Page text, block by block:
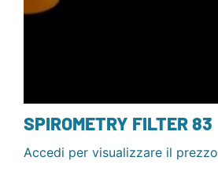
SPIROMETRY FILTER 83
Accedi per visualizzare il prezzo